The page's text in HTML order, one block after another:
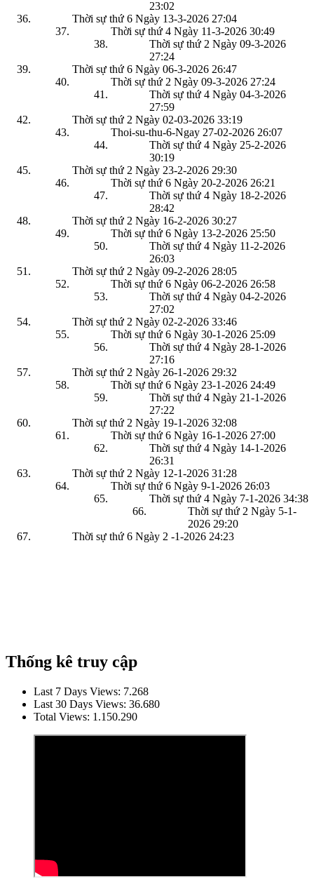
23:02
Thời sự thứ 6 Ngày 13-3-2026 27:04
Thời sự thứ 4 Ngày 11-3-2026 30:49
Thời sự thứ 2 Ngày 09-3-2026
27:24
Thời sự thứ 6 Ngày 06-3-2026 26:47
Thời sự thứ 2 Ngày 09-3-2026 27:24
Thời sự thứ 4 Ngày 04-3-2026
27:59
Thời sự thứ 2 Ngày 02-03-2026 33:19
Thoi-su-thu-6-Ngay 27-02-2026 26:07
Thời sự thứ 4 Ngày 25-2-2026
30:19
Thời sự thứ 2 Ngày 23-2-2026 29:30
Thời sự thứ 6 Ngày 20-2-2026 26:21
Thời sự thứ 4 Ngày 18-2-2026
28:42
Thời sự thứ 2 Ngày 16-2-2026 30:27
Thời sự thứ 6 Ngày 13-2-2026 25:50
Thời sự thứ 4 Ngày 11-2-2026
26:03
Thời sự thứ 2 Ngày 09-2-2026 28:05
Thời sự thứ 6 Ngày 06-2-2026 26:58
Thời sự thứ 4 Ngày 04-2-2026
27:02
Thời sự thứ 2 Ngày 02-2-2026 33:46
Thời sự thứ 6 Ngày 30-1-2026 25:09
Thời sự thứ 4 Ngày 28-1-2026
27:16
Thời sự thứ 2 Ngày 26-1-2026 29:32
Thời sự thứ 6 Ngày 23-1-2026 24:49
Thời sự thứ 4 Ngày 21-1-2026
27:22
Thời sự thứ 2 Ngày 19-1-2026 32:08
Thời sự thứ 6 Ngày 16-1-2026 27:00
Thời sự thứ 4 Ngày 14-1-2026
26:31
Thời sự thứ 2 Ngày 12-1-2026 31:28
Thời sự thứ 6 Ngày 9-1-2026 26:03
Thời sự thứ 4 Ngày 7-1-2026 34:38
Thời sự thứ 2 Ngày 5-1-
2026 29:20
Thời sự thứ 6 Ngày 2 -1-2026 24:23
Thống kê truy cập
Last 7 Days Views: 7.268
Last 30 Days Views: 36.680
Total Views: 1.150.290